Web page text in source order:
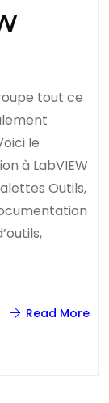
tout ce
le
à LabVIEW
Outils,
Read More